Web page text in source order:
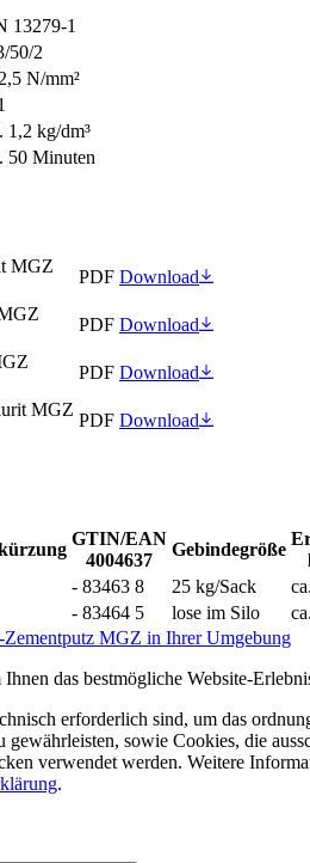
13279-1
50/2
N/mm²
1,2 kg/dm³
50 Minuten
MGZ
PDF Download
PDF Download
PDF Download
MGZ
PDF Download
GTIN/EAN
4004637
Gebindegröße
- 83463 8 25 kg/Sack
- 83464 5 lose im Silo
MGZ in Ihrer Umgebung
das bestmögliche Website-
erforderlich sind, um das
gewährleisten, sowie Cookies, die
verwendet werden. Weitere
.